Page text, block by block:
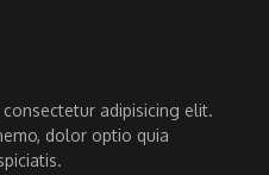
adipisicing elit.
dolor optio quia